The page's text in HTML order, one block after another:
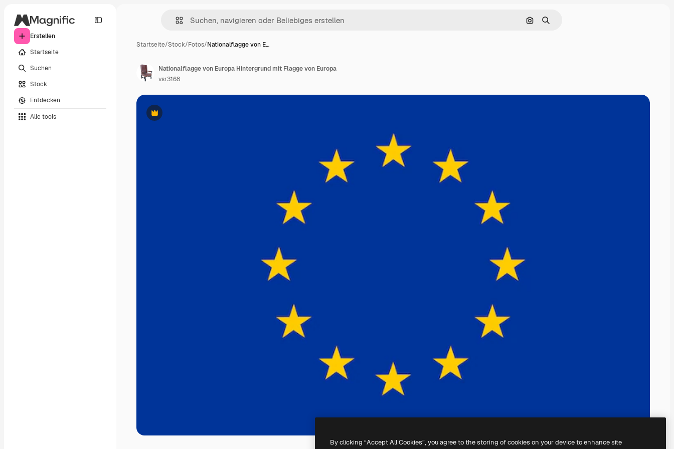
Erstellen
Startseite
Suchen
Stock
Entdecken
Alle tools
Nach Bild suchen
Suchen
Startseite/Stock/Fotos/Nationalflagge von E…
Premium
Nationalflagge von Europa Hintergrund mit Flagge von Europa
vsr3168
By clicking “Accept All Cookies”, you agree to the storing of cookies on your device to enhance site